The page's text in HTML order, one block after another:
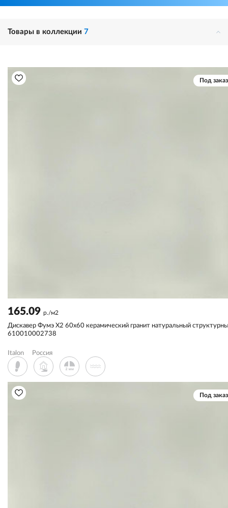
Товары в коллекции 7
Под заказ
165.09 р./м2
Дискавер Фумэ X2 60x60 керамический гранит натуральный
610010002738
Italon Россия
Под заказ